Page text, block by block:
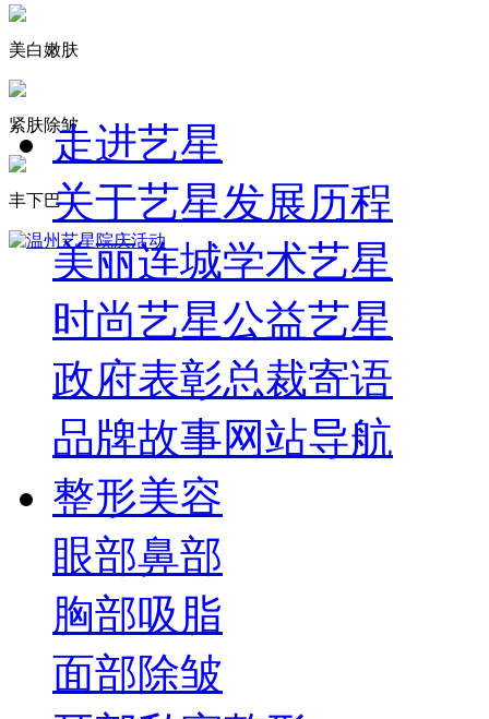
美白嫩肤
紧肤除皱
丰下巴
走进艺星
关于艺星发展历程
美丽连城学术艺星
时尚艺星公益艺星
政府表彰总裁寄语
品牌故事网站导航
整形美容
眼部鼻部
胸部吸脂
面部除皱